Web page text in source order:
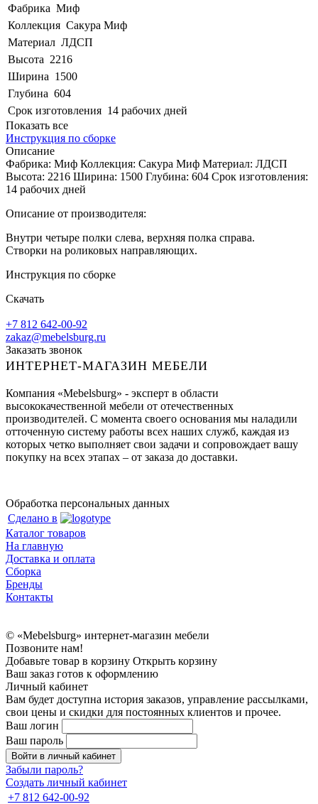
Фабрика Миф
Коллекция Сакура Миф
Материал ЛДСП
Высота 2216
Ширина 1500
Глубина 604
Срок изготовления 14 рабочих дней
Показать все
Инструкция по сборке
Описание
Фабрика: Миф Коллекция: Сакура Миф Материал: ЛДСП
Высота: 2216 Ширина: 1500 Глубина: 604 Срок изготовления:
14 рабочих дней
Описание от производителя:
Внутри четыре полки слева, верхняя полка справа.
Створки на роликовых направляющих.
Инструкция по сборке
Скачать
+7 812 642-00-92
zakaz@mebelsburg.ru
Заказать звонок
ИНТЕРНЕТ-МАГАЗИН МЕБЕЛИ
Компания «Mebelsburg» - эксперт в области
высококачественной мебели от отечественных
производителей. С момента своего основания мы наладили
отточенную систему работы всех наших служб, каждая из
которых четко выполняет свои задачи и сопровождает вашу
покупку на всех этапах – от заказа до доставки.
Обработка персональных данных
Сделано в
Каталог товаров
На главную
Доставка и оплата
Сборка
Бренды
Контакты
© «Mebelsburg» интернет-магазин мебели
Позвоните нам!
Добавьте товар в корзину Открыть корзину
Ваш заказ готов к оформлению
Личный кабинет
Вам будет доступна история заказов, управление рассылками,
свои цены и скидки для постоянных клиентов и прочее.
Ваш логин
Ваш пароль
Войти в личный кабинет
Забыли пароль?
Создать личный кабинет
+7 812 642-00-92